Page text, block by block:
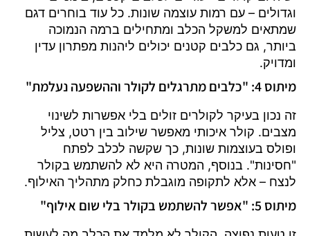
וגדולים – עם רמות עוצמה שונות. כל עוד בוחרים דגם
שמתאים למשקל הכלב ומתחילים ברמה הנמוכה
ביותר, גם כלבים קטנים יכולים ליהנות מפתרון עדין
ומדויק.
מיתוס 4: "כלבים מתרגלים לקולר וההשפעה נעלמת"
זה נכון בעיקר לקולרים זולים בלי אפשרות לשינוי
מצבים. קולר איכותי מאפשר שילוב בין רטט, צליל
ופולס בעוצמות שונות, כך שקשה לכלב לפתח
"חסינות". בנוסף, המטרה היא לא להשתמש בקולר
לנצח – אלא לתקופה מוגבלת כחלק מתהליך האילוף.
מיתוס 5: "אפשר להשתמש בקולר בלי שום אילוף"